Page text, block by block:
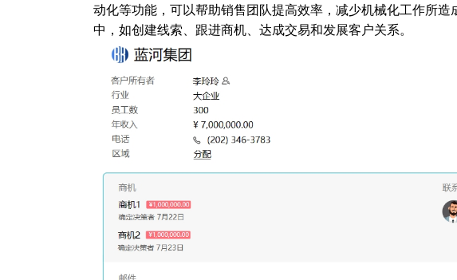
动化等功能，可以帮助销售团队提高效率，减少机械化工作所
中，如创建线索、跟进商机、达成交易和发展客户关系。